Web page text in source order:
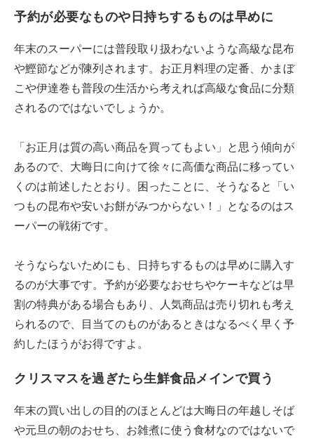
予約が必要なものや日持ちするものは早めに
年末のスーパーには普段取り扱わないような高級な昆布
や鰹節などが陳列されます。お正月料理の定番、かまぼ
こや伊達巻も普段の生活から考えれば高級な食品に分類
されるのではないでしょうか。
「お正月は質の高い商品を買ってもよい」と思う傾向が
あるので、大晦日に向けて徐々に高価な商品に移ってい
くのは前述したとおり。困ったことに、そうなると「い
つもの昆布や安いお餅がみつからない！」となるのはス
ーパーの戦術です。
そうならないためにも、日持ちするものは早めに購入す
るのが大事です。予約が必要なおせちやケーキなどは早
割の特典がある場合もあり、人気商品は売り切れも考え
られるので、目当てのものがあるときはなるべく早く予
約したほうがお得ですよ。
クリスマスを過ぎたら生鮮食品メインで買う
年末の買い出しの目的のほとんどは大晦日の年越しそば
や元旦の朝のおせち、お雑煮に使う食材なのではないで